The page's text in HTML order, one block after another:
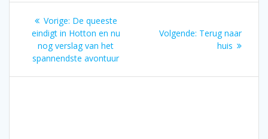
Bericht
navigatie
Vorige: Vorig
bericht:
De queeste
eindigt in Hotton en nu
nog verslag van het
spannendste avontuur
Volgende: Volgend
bericht:
Terug naar
huis